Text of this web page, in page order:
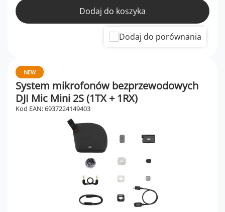
Dodaj do koszyka
Dodaj do porównania
NEW
System mikrofonów bezprzewodowych
DJI Mic Mini 2S (1TX + 1RX)
Kod EAN: 6937224149403